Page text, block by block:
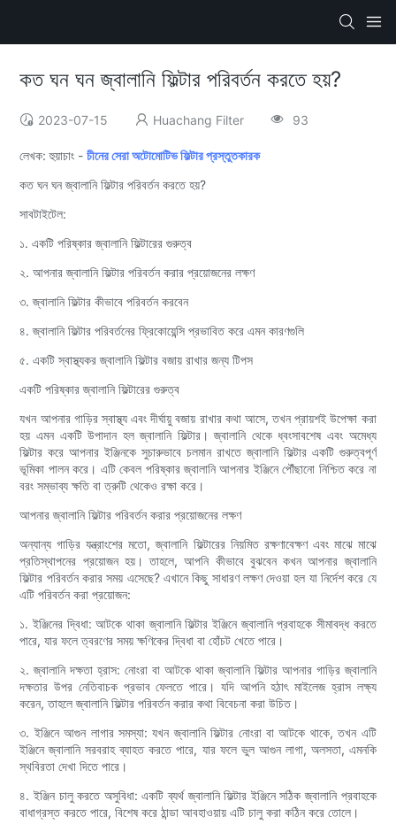
কত ঘন ঘন জ্বালানি ফিল্টার পরিবর্তন করতে হয়?
2023-07-15 Huachang Filter 93
লেখক: হুয়াচাং -চীনের সেরা অটোমোটিভ ফিল্টার প্রস্তুতকারক
কত ঘন ঘন জ্বালানি ফিল্টার পরিবর্তন করতে হয়?
সাবটাইটেল:
১. একটি পরিষ্কার জ্বালানি ফিল্টারের গুরুত্ব
২. আপনার জ্বালানি ফিল্টার পরিবর্তন করার প্রয়োজনের লক্ষণ
৩. জ্বালানি ফিল্টার কীভাবে পরিবর্তন করবেন
৪. জ্বালানি ফিল্টার পরিবর্তনের ফ্রিকোয়েন্সি প্রভাবিত করে এমন কারণগুলি
৫. একটি স্বাস্থ্যকর জ্বালানি ফিল্টার বজায় রাখার জন্য টিপস
একটি পরিষ্কার জ্বালানি ফিল্টারের গুরুত্ব
যখন আপনার গাড়ির স্বাস্থ্য এবং দীর্ঘায়ু বজায় রাখার কথা আসে, তখন প্রায়শই উপেক্ষা করা
হয় এমন একটি উপাদান হল জ্বালানি ফিল্টার। জ্বালানি থেকে ধ্বংসাবশেষ এবং অমেধ্য
ফিল্টার করে আপনার ইঞ্জিনকে সুচারুভাবে চলমান রাখতে জ্বালানি ফিল্টার একটি গুরুত্বপূর্ণ
ভূমিকা পালন করে। এটি কেবল পরিষ্কার জ্বালানি আপনার ইঞ্জিনে পৌঁছানো নিশ্চিত করে না
বরং সম্ভাব্য ক্ষতি বা ত্রুটি থেকেও রক্ষা করে।
আপনার জ্বালানি ফিল্টার পরিবর্তন করার প্রয়োজনের লক্ষণ
অন্যান্য গাড়ির যন্ত্রাংশের মতো, জ্বালানি ফিল্টারের নিয়মিত রক্ষণাবেক্ষণ এবং মাঝে মাঝে
প্রতিস্থাপনের প্রয়োজন হয়। তাহলে, আপনি কীভাবে বুঝবেন কখন আপনার জ্বালানি
ফিল্টার পরিবর্তন করার সময় এসেছে? এখানে কিছু সাধারণ লক্ষণ দেওয়া হল যা নির্দেশ করে যে
এটি পরিবর্তন করা প্রয়োজন:
১. ইঞ্জিনের দ্বিধা: আটকে থাকা জ্বালানি ফিল্টার ইঞ্জিনে জ্বালানি প্রবাহকে সীমাবদ্ধ করতে
পারে, যার ফলে ত্বরণের সময় ক্ষণিকের দ্বিধা বা হোঁচট খেতে পারে।
২. জ্বালানি দক্ষতা হ্রাস: নোংরা বা আটকে থাকা জ্বালানি ফিল্টার আপনার গাড়ির জ্বালানি
দক্ষতার উপর নেতিবাচক প্রভাব ফেলতে পারে। যদি আপনি হঠাৎ মাইলেজ হ্রাস লক্ষ্য
করেন, তাহলে জ্বালানি ফিল্টার পরিবর্তন করার কথা বিবেচনা করা উচিত।
৩. ইঞ্জিনে আগুন লাগার সমস্যা: যখন জ্বালানি ফিল্টার নোংরা বা আটকে থাকে, তখন এটি
ইঞ্জিনে জ্বালানি সরবরাহ ব্যাহত করতে পারে, যার ফলে ভুল আগুন লাগা, অলসতা, এমনকি
স্থবিরতা দেখা দিতে পারে।
৪. ইঞ্জিন চালু করতে অসুবিধা: একটি ব্যর্থ জ্বালানি ফিল্টার ইঞ্জিনে সঠিক জ্বালানি প্রবাহকে
বাধাগ্রস্ত করতে পারে, বিশেষ করে ঠান্ডা আবহাওয়ায় এটি চালু করা কঠিন করে তোলে।